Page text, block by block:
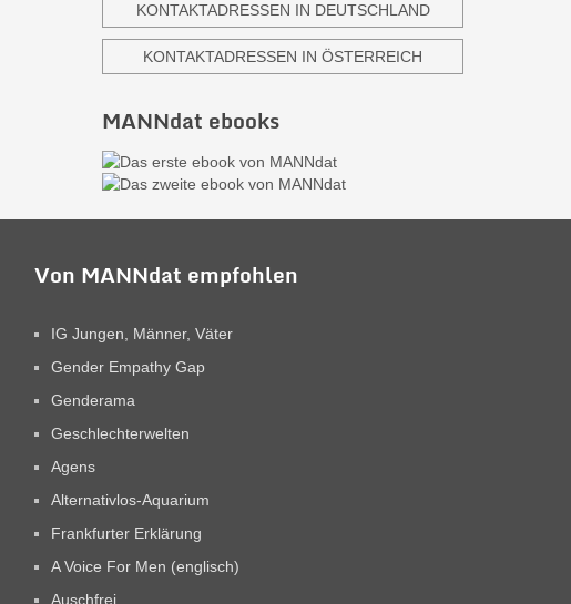
KONTAKTADRESSEN IN DEUTSCHLAND
KONTAKTADRESSEN IN ÖSTERREICH
MANNdat ebooks
Von MANNdat empfohlen
IG Jungen, Männer, Väter
Gender Empathy Gap
Genderama
Geschlechterwelten
Agens
Alternativlos-Aquarium
Frankfurter Erklärung
A Voice For Men (englisch)
Auschfrei